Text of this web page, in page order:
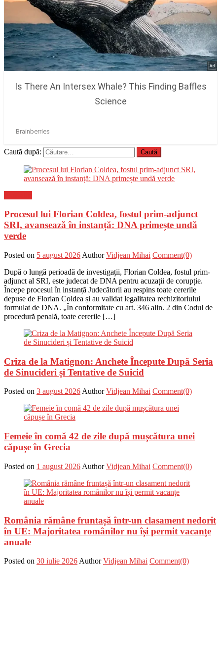
Caută după:
Procesul lui Florian Coldea, fostul prim-adjunct
SRI, avansează în instanță: DNA primește undă
verde
Posted on 5 august 2026 Author Vidjean Mihai Comment(0)
După o lungă perioadă de investigații, Florian Coldea, fostul prim-
adjunct al SRI, este judecat de DNA pentru acuzații de corupție.
Începe procesul în instanță Judecătorii au respins toate cererile
depuse de Florian Coldea și au validat legalitatea rechizitoriului
formulat de DNA. „În conformitate cu art. 346 alin. 2 din Codul de
procedură penală, toate cererile […]
Criza de la Matignon: Anchete Începute După Seria
de Sinucideri și Tentative de Suicid
Posted on 3 august 2026Author Vidjean Mihai Comment(0)
Femeie în comă 42 de zile după mușcătura unei
căpușe în Grecia
Posted on 1 august 2026 Author Vidjean Mihai Comment(0)
România rămâne fruntașă într-un clasament nedorit
în UE: Majoritatea românilor nu își permit vacanțe
anuale
Posted on 30 iulie 2026 Author Vidjean Mihai Comment(0)